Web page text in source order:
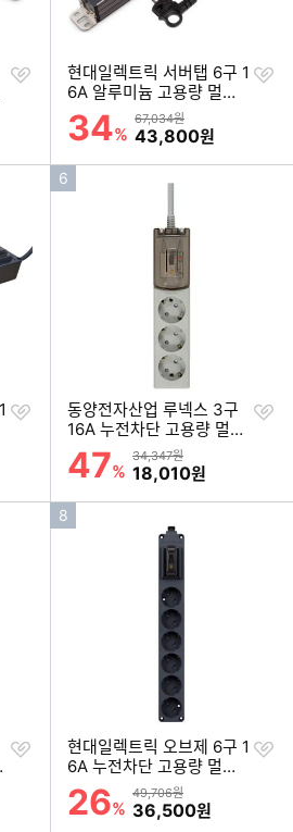
찜
현대일렉트릭 서버탭 6구 1
6A 알루미늄 고용량 멀티
탭 (3m)
할인률
34%
상품금액
67,034원
할인금액
43,800원
찜
찜
인
6
동양전자산업 루넥스 3구
16A 누전차단 고용량 멀티
탭 (3m)
할인률
47%
상품금액
34,347원
할인금액
18,010원
찜
찜
인
8
현대일렉트릭 오브제 6구 1
6A 누전차단 고용량 멀티
탭 (1.5m)
할인률
26%
상품금액
49,706원
할인금액
36,500원
찜